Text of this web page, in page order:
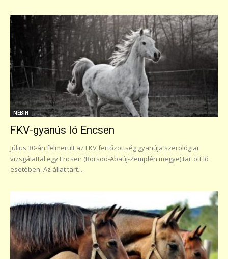
NÉBIH
FKV-gyanús ló Encsen
Július 30-án felmerült az FKV fertőzöttség gyanúja szerológiai
vizsgálattal egy Encsen (Borsod-Abaúj-Zemplén megye) tartott ló
esetében. Az állat tart...